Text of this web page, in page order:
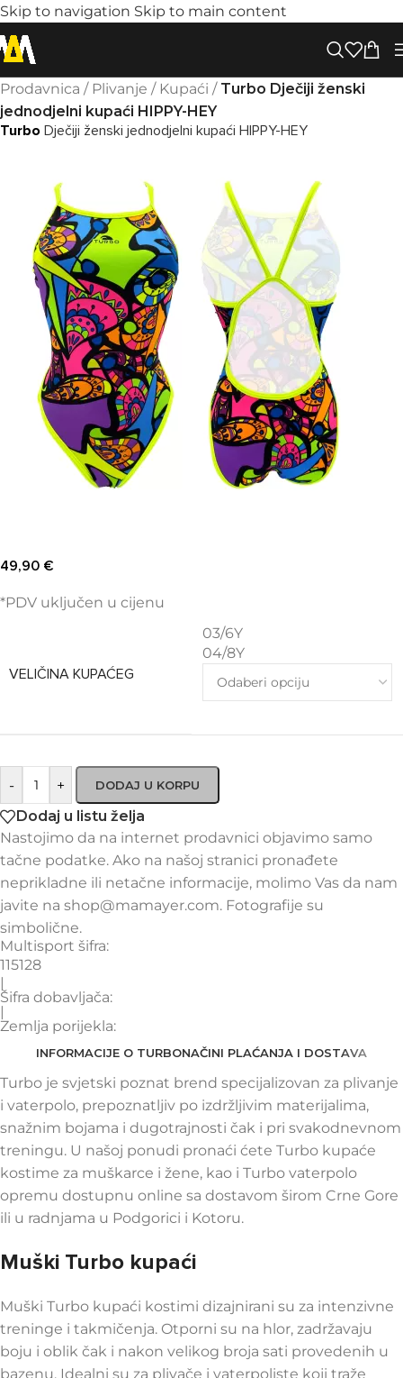
Skip to navigation Skip to main content
Prodavnica / Plivanje / Kupaći / Turbo Dječiji ženski
jednodjelni kupaći HIPPY-HEY
Turbo Dječiji ženski jednodjelni kupaći HIPPY-HEY
49,90 €
*PDV uključen u cijenu
VELIČINA KUPAĆEG
03/6Y
04/8Y
- + DODAJ U KORPU
Dodaj u listu želja
Nastojimo da na internet prodavnici objavimo samo
tačne podatke. Ako na našoj stranici pronađete
neprikladne ili netačne informacije, molimo Vas da nam
javite na shop@mamayer.com. Fotografije su
simbolične.
Multisport šifra:
115128
Šifra dobavljača:
Zemlja porijekla:
INFORMACIJE O TURBONAČINI PLAĆANJA I DOSTAVA
Turbo je svjetski poznat brend specijalizovan za plivanje
i vaterpolo, prepoznatljiv po izdržljivim materijalima,
snažnim bojama i dugotrajnosti čak i pri svakodnevnom
treningu. U našoj ponudi pronaći ćete Turbo kupaće
kostime za muškarce i žene, kao i Turbo vaterpolo
opremu dostupnu online sa dostavom širom Crne Gore
ili u radnjama u Podgorici i Kotoru.
Muški Turbo kupaći
Muški Turbo kupaći kostimi dizajnirani su za intenzivne
treninge i takmičenja. Otporni su na hlor, zadržavaju
boju i oblik čak i nakon velikog broja sati provedenih u
bazenu. Idealni su za plivače i vaterpoliste koji traže